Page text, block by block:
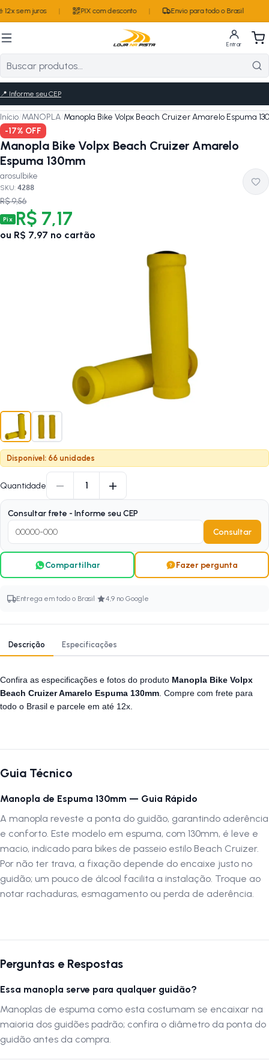
sem juros PIX com desconto Envio para todo o Brasil
Entrar
📍 Informe seu CEP
Início/MANOPLA/Manopla Bike Volpx Beach Cruizer Amarelo Espuma
-17% OFF
Manopla Bike Volpx Beach Cruizer Amarelo
Espuma 130mm
arosulbike
SKU: 4288
R$ 9,56
Pix R$ 7,17
ou R$ 7,97 no cartão
Disponível: 66 unidades
Quantidade − 1 +
Consultar frete - Informe seu CEP
Consultar
Compartilhar Fazer pergunta
Entrega em todo o Brasil · 4,9 no Google
Descrição Especificações
Confira as especificações e fotos do produto Manopla Bike Volpx
Beach Cruizer Amarelo Espuma 130mm . Compre com frete para
todo o Brasil e parcele em até 12x.
Guia Técnico
Manopla de Espuma 130mm — Guia Rápido
A manopla reveste a ponta do guidão, garantindo aderência
e conforto. Este modelo em espuma, com 130mm, é leve e
macio, indicado para bikes de passeio estilo Beach Cruizer.
Por não ter trava, a fixação depende do encaixe justo no
guidão; um pouco de álcool facilita a instalação. Troque ao
notar rachaduras, esmagamento ou perda de aderência.
Perguntas e Respostas
Essa manopla serve para qualquer guidão?
Manoplas de espuma como esta costumam se encaixar na
maioria dos guidões padrão; confira o diâmetro da ponta do
guidão antes da compra.